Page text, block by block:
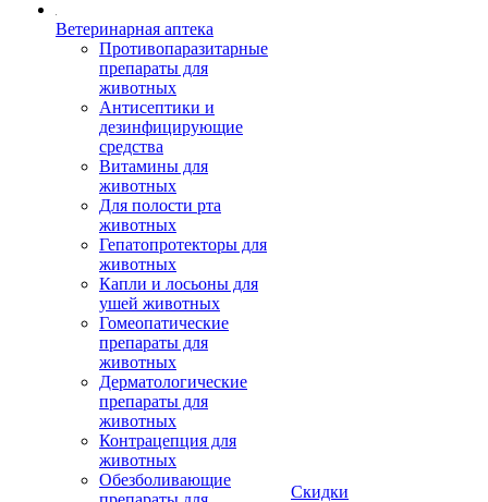
Ветеринарная аптека
Противопаразитарные
препараты для
животных
Антисептики и
дезинфицирующие
средства
Витамины для
животных
Для полости рта
животных
Гепатопротекторы для
животных
Капли и лосьоны для
ушей животных
Гомеопатические
препараты для
животных
Дерматологические
препараты для
животных
Контрацепция для
животных
Обезболивающие
Скидки